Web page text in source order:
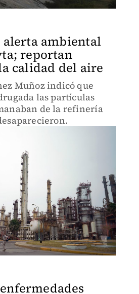
alerta ambiental
reportan
calidad del aire
Muñoz indicó que
las partículas
de la refinería